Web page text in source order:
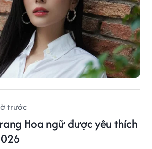
trước
Hoa ngữ được yêu thích